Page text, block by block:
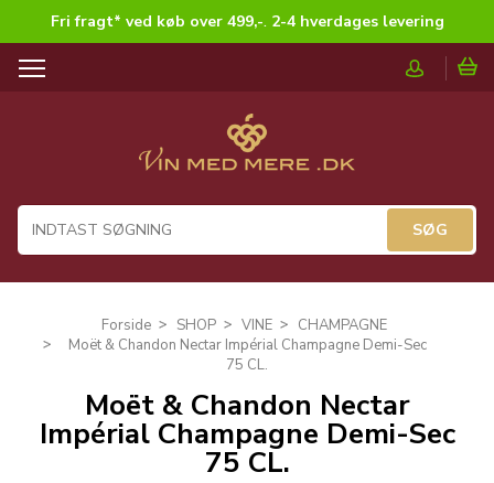
Fri fragt* ved køb over 499,-. 2-4 hverdages levering
T
a
i
Forside SHOP VINE
CHAMPAGNE
Moët & Chandon Nectar Impérial Champagne Demi-Sec
75 CL.
Moët & Chandon Nectar
Impérial Champagne Demi-Sec
75 CL.